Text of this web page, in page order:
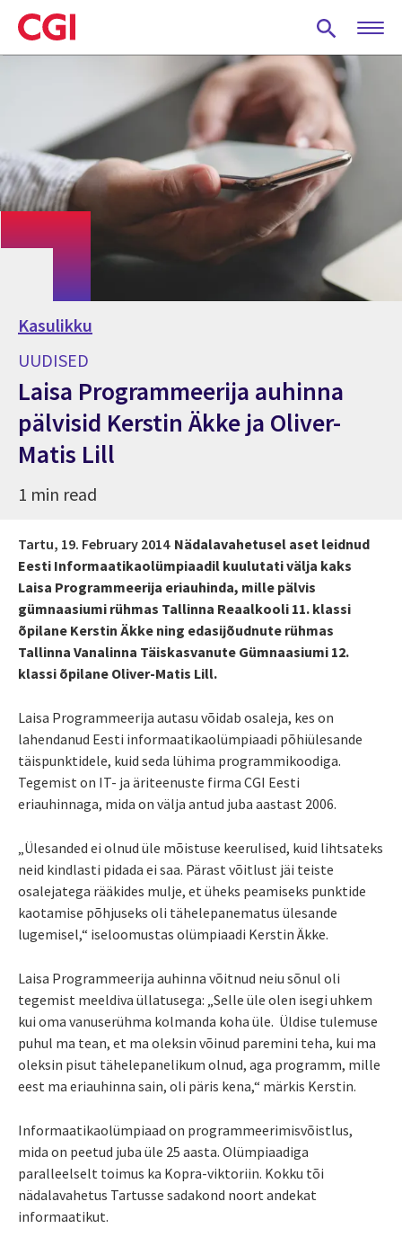
Skip
to
main
Kasulikku
UUDISED
Laisa Programmeerija auhinna
pälvisid Kerstin Äkke ja Oliver-
Matis Lill
1 min read
Tartu, 19. February 2014 Nädalavahetusel aset leidnud
Eesti Informaatikaolümpiaadil kuulutati välja kaks
Laisa Programmeerija eriauhinda, mille pälvis
gümnaasiumi rühmas Tallinna Reaalkooli 11. klassi
õpilane Kerstin Äkke ning edasijõudnute rühmas
Tallinna Vanalinna Täiskasvanute Gümnaasiumi 12.
klassi õpilane Oliver-Matis Lill.
Laisa Programmeerija autasu võidab osaleja, kes on
lahendanud Eesti informaatikaolümpiaadi põhiülesande
täispunktidele, kuid seda lühima programmikoodiga.
Tegemist on IT- ja äriteenuste firma CGI Eesti
eriauhinnaga, mida on välja antud juba aastast 2006.
„Ülesanded ei olnud üle mõistuse keerulised, kuid lihtsateks
neid kindlasti pidada ei saa. Pärast võitlust jäi teiste
osalejatega rääkides mulje, et üheks peamiseks punktide
kaotamise põhjuseks oli tähelepanematus ülesande
lugemisel,“ iseloomustas olümpiaadi Kerstin Äkke.
Laisa Programmeerija auhinna võitnud neiu sõnul oli
tegemist meeldiva üllatusega: „Selle üle olen isegi uhkem
kui oma vanuserühma kolmanda koha üle. Üldise tulemuse
puhul ma tean, et ma oleksin võinud paremini teha, kui ma
oleksin pisut tähelepanelikum olnud, aga programm, mille
eest ma eriauhinna sain, oli päris kena,“ märkis Kerstin.
Informaatikaolümpiaad on programmeerimisvõistlus,
mida on peetud juba üle 25 aasta. Olümpiaadiga
paralleelselt toimus ka Kopra-viktoriin. Kokku tõi
nädalavahetus Tartusse sadakond noort andekat
informaatikut.